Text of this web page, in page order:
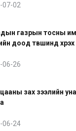
07-02
газрын тосны
доод түвшинд
06-26
зах зээлийн
06-24